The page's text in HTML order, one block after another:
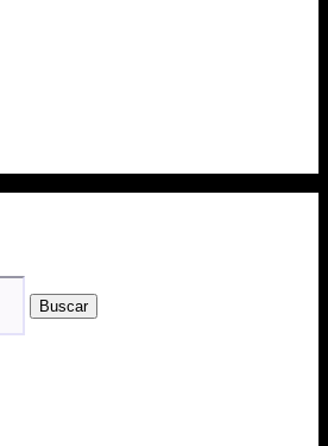
Buscar